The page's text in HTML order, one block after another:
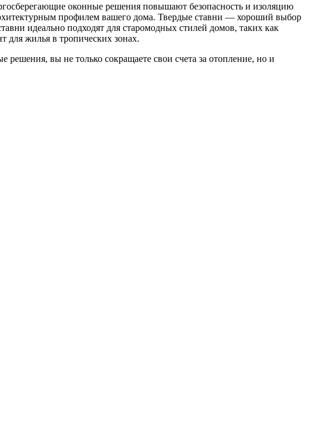
оконные решения повышают безопасность и изоляцию
профилем вашего дома. Твердые ставни — хороший выбор
идеально подходят для старомодных стилей домов, таких как
для жилья в тропических зонах.
вы не только сокращаете свои счета за отопление, но и